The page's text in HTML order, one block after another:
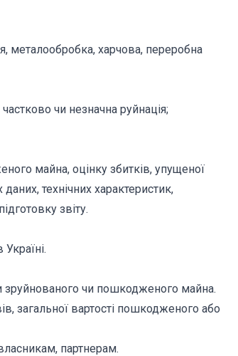
харчова, переробна
чи незначна руйнація;
майна, оцінку збитків, упущеної
технічних характеристик,
звіту.
зруйнованого чи пошкодженого майна.
загальної вартості пошкодженого або
партнерам.